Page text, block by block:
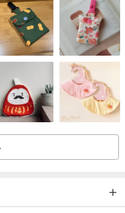
｜冠軍
完整保留下來